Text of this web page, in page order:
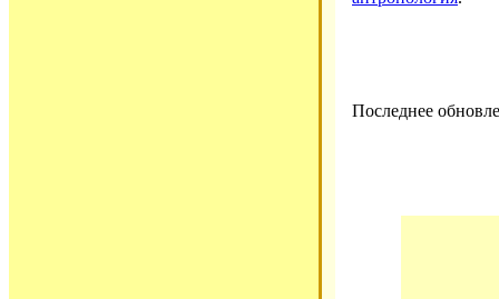
Последнее